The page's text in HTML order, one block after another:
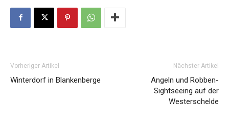
Vorheriger Artikel
Winterdorf in Blankenberge
Nächster Artikel
Angeln und Robben-
Sightseeing auf der
Westerschelde